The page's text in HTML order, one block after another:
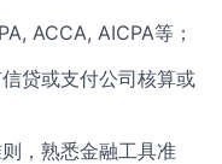
ACCA, AICPA等；
贷或支付公司核算或
，熟悉金融工具准